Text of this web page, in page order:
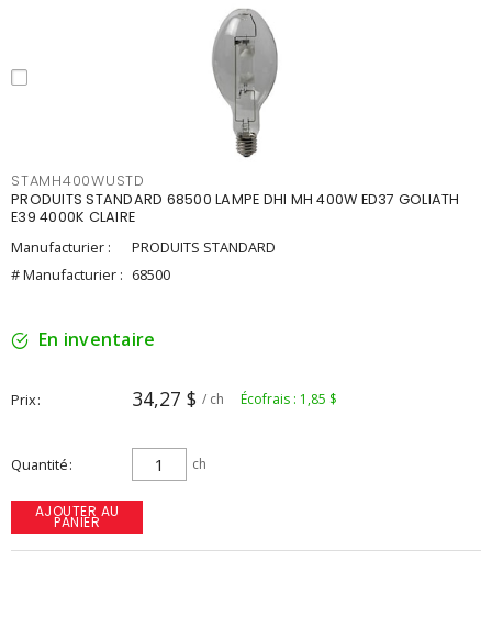
STAMH400WUSTD
PRODUITS STANDARD 68500 LAMPE DHI MH 400W ED37 GOLIATH
E39 4000K CLAIRE
Manufacturier :
PRODUITS STANDARD
# Manufacturier : 68500
En inventaire
Prix 34,27 $ / ch Écofrais : 1,85 $
Quantité ch
AJOUTER AU
PANIER